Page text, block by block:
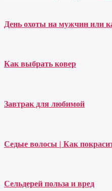
День охоты на мужчин или
Как выбрать ковер
Завтрак для любимой
Седые волосы | Как
Сельдерей польза и вред